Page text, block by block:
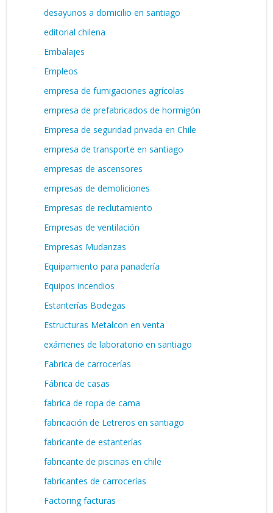
desayunos a domicilio en santiago
editorial chilena
Embalajes
Empleos
empresa de fumigaciones agrícolas
empresa de prefabricados de hormigón
Empresa de seguridad privada en Chile
empresa de transporte en santiago
empresas de ascensores
empresas de demoliciones
Empresas de reclutamiento
Empresas de ventilación
Empresas Mudanzas
Equipamiento para panadería
Equipos incendios
Estanterías Bodegas
Estructuras Metalcon en venta
exámenes de laboratorio en santiago
Fabrica de carrocerías
Fábrica de casas
fabrica de ropa de cama
fabricación de Letreros en santiago
fabricante de estanterías
fabricante de piscinas en chile
fabricantes de carrocerías
Factoring facturas